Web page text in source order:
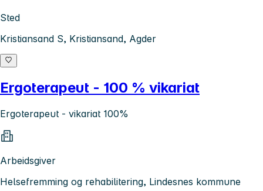
Sted
Kristiansand S, Kristiansand, Agder
Ergoterapeut - 100 % vikariat
Ergoterapeut - vikariat 100%
Arbeidsgiver
Helsefremming og rehabilitering, Lindesnes kommune